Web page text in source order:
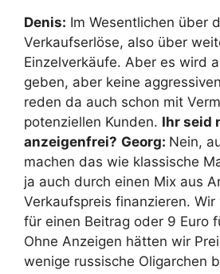
Denis: Im Wesentlichen über
Verkaufserlöse, also über
Einzelverkäufe. Aber es wird
geben, aber keine
reden da auch schon mit
potenziellen Kunden. Ihr seid
anzeigenfrei? Georg: Nein,
machen das wie klassische
ja auch durch einen Mix aus
Verkaufspreis finanzieren. Wir
für einen Beitrag oder 9 Euro
Ohne Anzeigen hätten wir
wenige russische Oligarchen